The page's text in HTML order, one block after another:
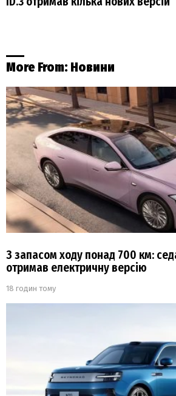
More From: Новини
З запасом ходу понад 700 км:
отримав електричну версію
18 годин тому